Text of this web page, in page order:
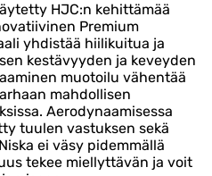
HJC:n kehittämää
Premium
yhdistää hiilikuitua ja
kestävyyden ja keveyden
muotoilu vähentää
mahdollisen
Aerodynaamisessa
tuulen vastuksen sekä
ei väsy pidemmällä
tekee miellyttävän ja voit